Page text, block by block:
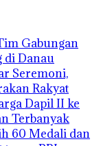
Gabungan
di Danau
Seremoni,
Rakyat
Dapil II ke
Terbanyak
60 Medali dan